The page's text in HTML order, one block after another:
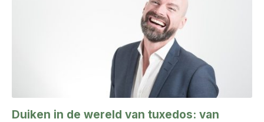
Duiken in de wereld van tuxedos: van